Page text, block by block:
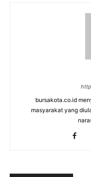
bursakota.co.id
masyarakat yang